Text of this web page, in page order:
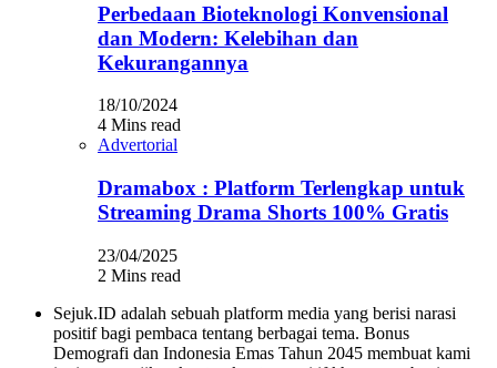
Perbedaan Bioteknologi Konvensional
dan Modern: Kelebihan dan
Kekurangannya
18/10/2024
4 Mins read
Advertorial
Dramabox : Platform Terlengkap untuk
Streaming Drama Shorts 100% Gratis
23/04/2025
2 Mins read
Sejuk.ID adalah sebuah platform media yang berisi narasi
positif bagi pembaca tentang berbagai tema. Bonus
Demografi dan Indonesia Emas Tahun 2045 membuat kami